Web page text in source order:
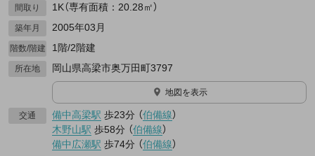
間取り 1K（専有面積：20.28㎡）
築年月 2005年03月
階数/階建 1階/2階建
所在地 岡山県高梁市奥万田町3797
地図を表示
交通 備中高梁駅 歩23分 （伯備線）
木野山駅 歩58分 （伯備線）
備中広瀬駅 歩74分 （伯備線）